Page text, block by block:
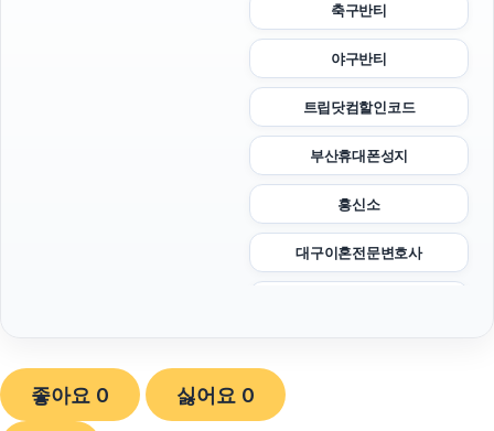
축구반티
야구반티
트립닷컴할인코드
부산휴대폰성지
흥신소
대구이혼전문변호사
좋아요 0 싫어요 0